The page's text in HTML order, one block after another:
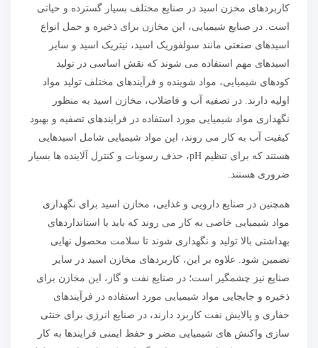
کاربردهای مخزن اسید در صنایع مختلف بسیار گسترده و حیاتی
است. در صنایع شیمیایی، این مخازن برای ذخیره و حمل انواع
اسیدهای صنعتی مانند سولفوریک اسید، نیتریک اسید و سایر
اسیدهای مهم استفاده می شوند که نقش اساسی در تولید
کودهای شیمیایی، مواد شوینده و فرآیندهای مختلف تولید مواد
اولیه دارند. در تصفیه آب و فاضلاب، مخازن اسید به منظور
نگهداری مواد شیمیایی مورد استفاده در فرایندهای تصفیه و بهبود
کیفیت آب به کار می روند، این مواد شیمیایی شامل اسیدهایی
هستند که برای تنظیم pH، حذف رسوبات و کنترل آلاینده ها بسیار
ضروری هستند.
همچنین در صنایع دارویی و غذایی، مخازن اسید برای نگهداری
مواد شیمیایی خاصی به کار می روند که باید با استانداردهای
بهداشتی بالا تولید و نگهداری شوند تا سلامت محصول نهایی
تضمین شود. علاوه بر این، کاربردهای مخازن اسید در سایر
صنایع نیز چشمگیر است؛ در صنایع نفت و گاز، این مخازن برای
ذخیره و جابجایی مواد شیمیایی مورد استفاده در فرآیندهای
حفاری و پالایش نفت کاربرد دارند، در صنایع انرژی برای خنثی
سازی واکنش های شیمیایی مضر و حفظ ایمنی فرایندها به کار